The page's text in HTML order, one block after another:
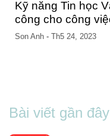
Bài viết gần đây